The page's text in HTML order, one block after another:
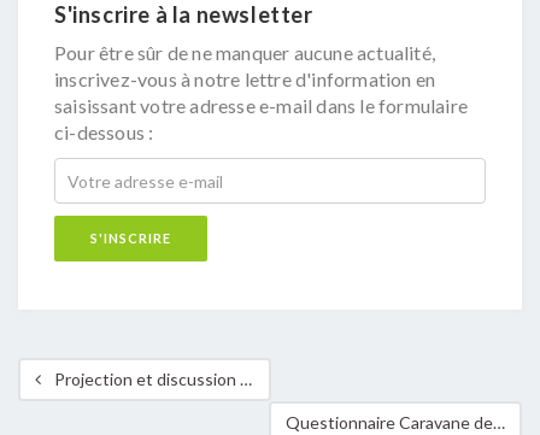
S'inscrire à la newsletter
Pour être sûr de ne manquer aucune actualité,
inscrivez-vous à notre lettre d'information en
saisissant votre adresse e-mail dans le formulaire
ci-dessous :
Projection et discussion : Les maux de notre alimentation
Questionnaire Caravane des énergies : la commune de Strassen incite le conseil en énergie parmis ses citoyens et fait avancer la décarbonisation des bâtiments résidentiels